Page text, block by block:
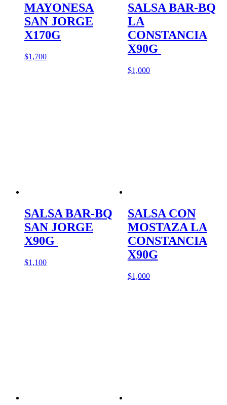
MAYONESA
SAN JORGE
X170G
$1,700
SALSA BAR-BQ
LA
CONSTANCIA
X90G
$1,000
SALSA BAR-BQ
SAN JORGE
X90G
$1,100
SALSA CON
MOSTAZA LA
CONSTANCIA
X90G
$1,000